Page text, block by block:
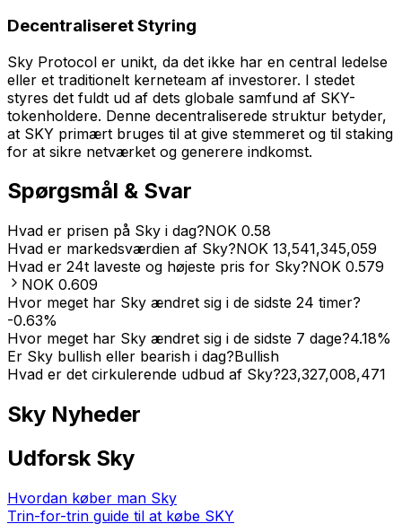
Decentraliseret Styring
Sky Protocol er unikt, da det ikke har en central ledelse
eller et traditionelt kerneteam af investorer. I stedet
styres det fuldt ud af dets globale samfund af SKY-
tokenholdere. Denne decentraliserede struktur betyder,
at SKY primært bruges til at give stemmeret og til staking
for at sikre netværket og generere indkomst.
Spørgsmål & Svar
Hvad er prisen på Sky i dag?NOK 0.58
Hvad er markedsværdien af Sky?NOK 13,541,345,059
Hvad er 24t laveste og højeste pris for Sky?NOK 0.579
NOK 0.609
Hvor meget har Sky ændret sig i de sidste 24 timer?
-0.63%
Hvor meget har Sky ændret sig i de sidste 7 dage?4.18%
Er Sky bullish eller bearish i dag?Bullish
Hvad er det cirkulerende udbud af Sky?23,327,008,471
Sky Nyheder
Udforsk Sky
Hvordan køber man Sky
Trin-for-trin guide til at købe SKY